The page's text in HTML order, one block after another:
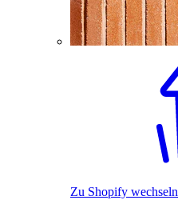
Zu Shopify wechseln